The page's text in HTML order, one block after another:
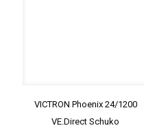
VICTRON Phoenix 24/1200
VE.Direct Schuko